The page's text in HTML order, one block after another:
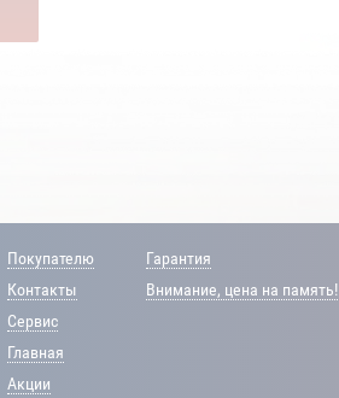
Покупателю
Контакты
Сервис
Главная
Акции
Гарантия
Внимание, цена на память!